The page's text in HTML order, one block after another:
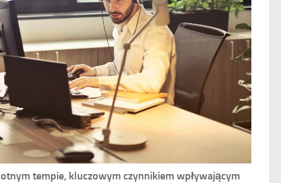
tempie, kluczowym czynnikiem wpływającym